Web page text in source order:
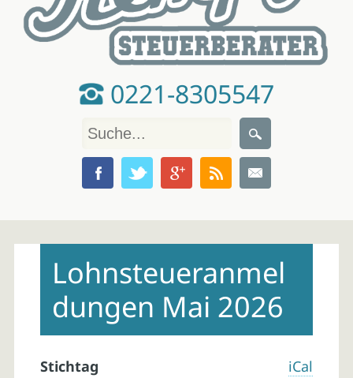
0221-8305547
contentLohnsteueranmel
dungen Mai 2026
iCal
Stichtag